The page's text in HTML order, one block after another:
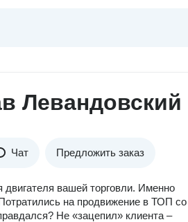
Левандовский
Чат Предложить заказ
вашей торговли. Именно
на продвижение в ТОП со
Не «зацепил» клиента –